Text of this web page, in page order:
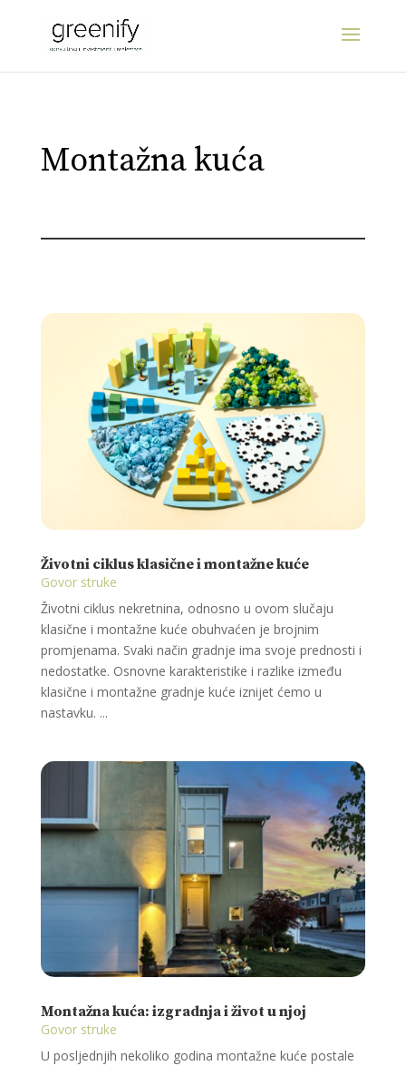
Montažna kuća
Životni ciklus klasične i montažne kuće
Govor struke
Životni ciklus nekretnina, odnosno u ovom slučaju
klasične i montažne kuće obuhvaćen je brojnim
promjenama. Svaki način gradnje ima svoje prednosti i
nedostatke. Osnovne karakteristike i razlike između
klasične i montažne gradnje kuće iznijet ćemo u
nastavku. ...
Montažna kuća: izgradnja i život u njoj
Govor struke
U posljednjih nekoliko godina montažne kuće postale